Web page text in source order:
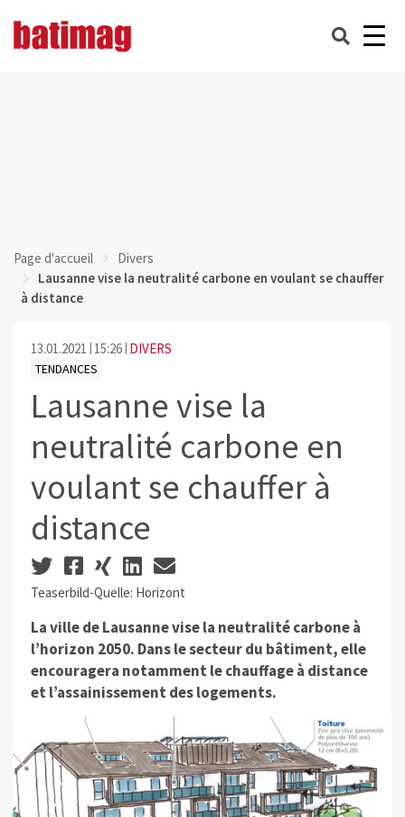
Page d'accueil
Divers
Lausanne vise la neutralité carbone en voulant se chauffer
à distance
13.01.2021 15:26 DIVERS
TENDANCES
Lausanne vise la
neutralité carbone en
voulant se chauffer à
distance
Teaserbild-Quelle: Horizont
La ville de Lausanne vise la neutralité carbone à
l’horizon 2050. Dans le secteur du bâtiment, elle
encouragera notamment le chauffage à distance
et l’assainissement des logements.